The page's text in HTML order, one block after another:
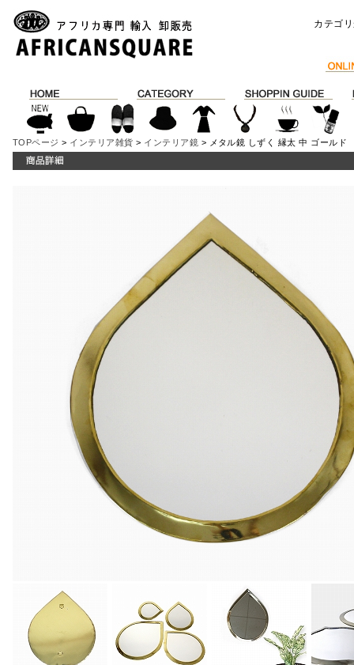
カテゴ
TOPページ > インテリア雑貨 > インテリア鏡 > メタル鏡 しずく 縁太 中 ゴールド